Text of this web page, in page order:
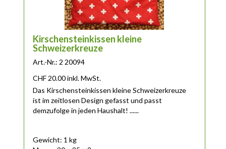
Kirschensteinkissen kleine
Schweizerkreuze
Art.-Nr.: 2 20094
CHF 20.00 inkl. MwSt.
Das Kirschensteinkissen kleine Schweizerkreuze
ist im zeitlosen Design gefasst und passt
demzufolge in jeden Haushalt! ......
Gewicht: 1 kg